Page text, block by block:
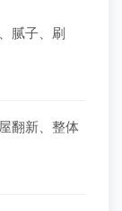
腻子、刷
翻新、整体